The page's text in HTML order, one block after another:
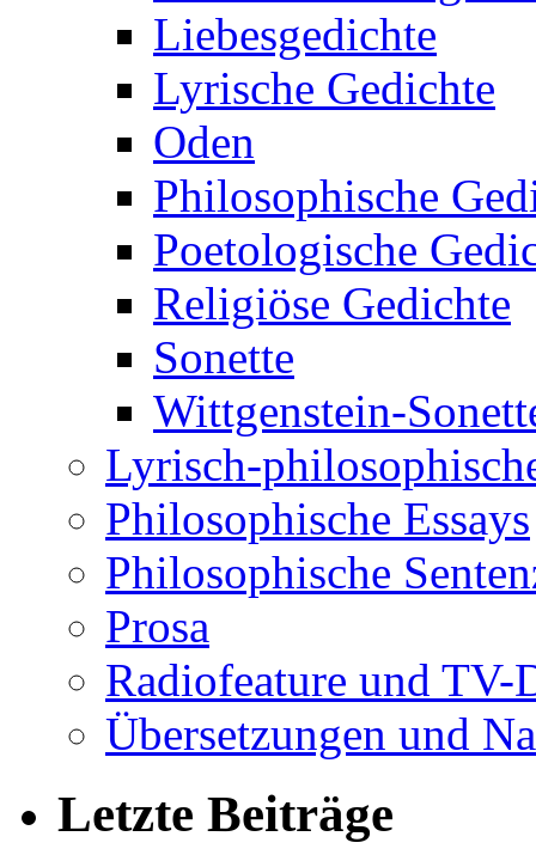
Liebesgedichte
Lyrische Gedichte
Oden
Philosophische
Poetologische
Religiöse Gedichte
Sonette
Wittgenstein-
Lyrisch-
Philosophische Essays
Philosophische
Prosa
Radiofeature und TV-
Übersetzungen und
Letzte Beiträge